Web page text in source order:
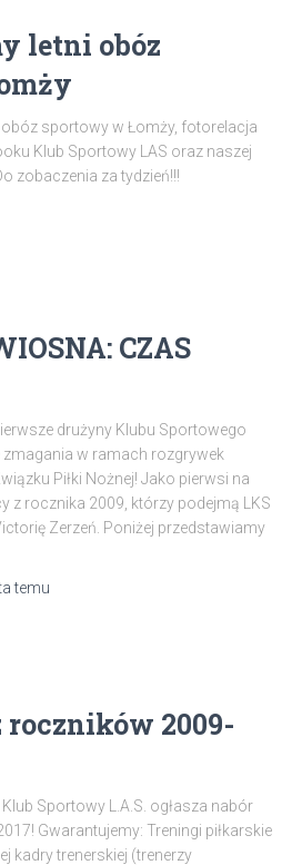
letni obóz
sportowy w Łomży, fotorelacja
Klub Sportowy LAS oraz naszej
zobaczenia za tydzień!!!
CZAS
drużyny Klubu Sportowego
zmagania w ramach rozgrywek
Piłki Nożnej! Jako pierwsi na
z rocznika 2009, którzy podejmą LKS
Zerzeń. Poniżej przedstawiamy
temu
roczników 2009-
Klub Sportowy L.A.S. ogłasza nabór
Gwarantujemy: Treningi piłkarskie
kadry trenerskiej (trenerzy